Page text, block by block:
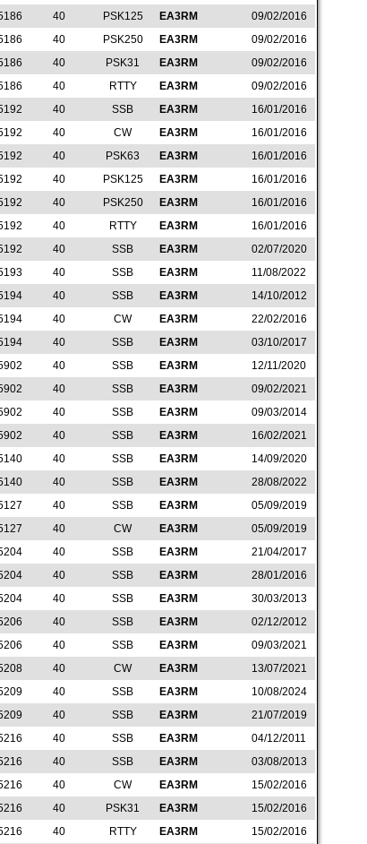
40 PSK125 EA3RM
09/02/2016
40 PSK250 EA3RM
09/02/2016
40 PSK31 EA3RM
09/02/2016
40 RTTY EA3RM
09/02/2016
40 SSB EA3RM
16/01/2016
40 CW EA3RM
16/01/2016
40 PSK63 EA3RM
16/01/2016
40 PSK125 EA3RM
16/01/2016
40 PSK250 EA3RM
16/01/2016
40 RTTY EA3RM
16/01/2016
40 SSB EA3RM
02/07/2020
40 SSB EA3RM
11/08/2022
40 SSB EA3RM
14/10/2012
40 CW EA3RM
22/02/2016
40 SSB EA3RM
03/10/2017
40 SSB EA3RM
12/11/2020
40 SSB EA3RM
09/02/2021
40 SSB EA3RM
09/03/2014
40 SSB EA3RM
16/02/2021
40 SSB EA3RM
14/09/2020
40 SSB EA3RM
28/08/2022
40 SSB EA3RM
05/09/2019
40 CW EA3RM
05/09/2019
40 SSB EA3RM
21/04/2017
40 SSB EA3RM
28/01/2016
40 SSB EA3RM
30/03/2013
40 SSB EA3RM
02/12/2012
40 SSB EA3RM
09/03/2021
40 CW EA3RM
13/07/2021
40 SSB EA3RM
10/08/2024
40 SSB EA3RM
21/07/2019
40 SSB EA3RM
04/12/2011
40 SSB EA3RM
03/08/2013
40 CW EA3RM
15/02/2016
40 PSK31 EA3RM
15/02/2016
40 RTTY EA3RM
15/02/2016